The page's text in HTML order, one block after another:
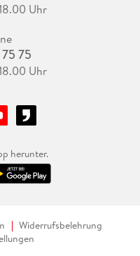
Uhr
75
Uhr
herunter.
Widerrufsbelehrung